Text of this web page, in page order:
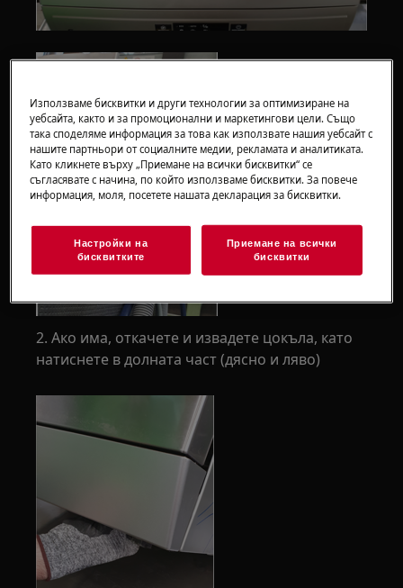
2. Ако има, откачете и извадете цокъла, като
натиснете в долната част (дясно и ляво)
Използваме бисквитки и други технологии за оптимизиране на
уебсайта, както и за промоционални и маркетингови цели. Също
така споделяме информация за това как използвате нашия уебсайт с
нашите партньори от социалните медии, рекламата и аналитиката.
Като кликнете върху „Приемане на всички бисквитки“ се
съгласявате с начина, по който използваме бисквитки. За повече
информация, моля, посетете нашата декларация за бисквитки.
Настройки на
бисквитките
Приемане на всички
бисквитки